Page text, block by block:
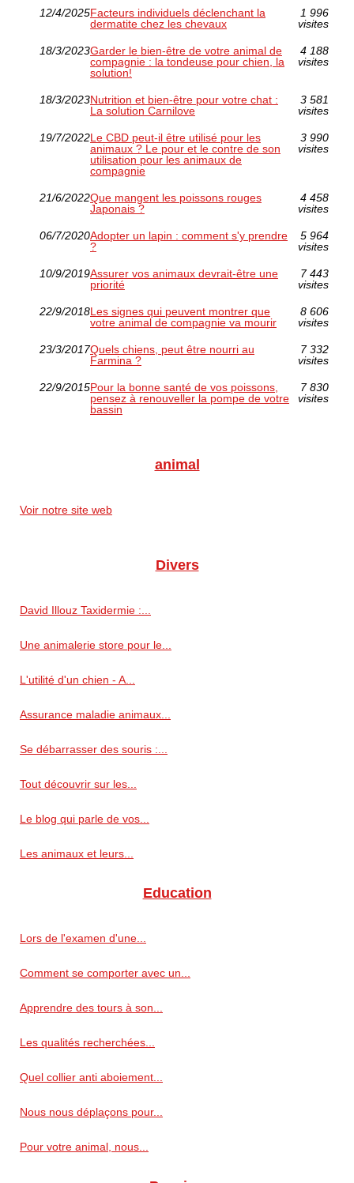
12/4/2025Facteurs individuels déclenchant la
dermatite chez les chevaux
1 996
visites
18/3/2023Garder le bien-être de votre animal de
compagnie : la tondeuse pour chien, la
solution!
4 188
visites
18/3/2023Nutrition et bien-être pour votre chat :
La solution Carnilove
3 581
visites
19/7/2022Le CBD peut-il être utilisé pour les
animaux ? Le pour et le contre de son
utilisation pour les animaux de
compagnie
3 990
visites
21/6/2022Que mangent les poissons rouges
Japonais ?
4 458
visites
06/7/2020Adopter un lapin : comment s'y prendre
?
5 964
visites
10/9/2019Assurer vos animaux devrait-être une
priorité
7 443
visites
22/9/2018Les signes qui peuvent montrer que
votre animal de compagnie va mourir
8 606
visites
23/3/2017Quels chiens, peut être nourri au
Farmina ?
7 332
visites
22/9/2015Pour la bonne santé de vos poissons,
pensez à renouveller la pompe de votre
bassin
7 830
visites
animal
Voir notre site web
Divers
David Illouz Taxidermie :...
Une animalerie store pour le...
L'utilité d'un chien - A...
Assurance maladie animaux...
Se débarrasser des souris :...
Tout découvrir sur les...
Le blog qui parle de vos...
Les animaux et leurs...
Education
Lors de l'examen d'une...
Comment se comporter avec un...
Apprendre des tours à son...
Les qualités recherchées...
Quel collier anti aboiement...
Nous nous déplaçons pour...
Pour votre animal, nous...